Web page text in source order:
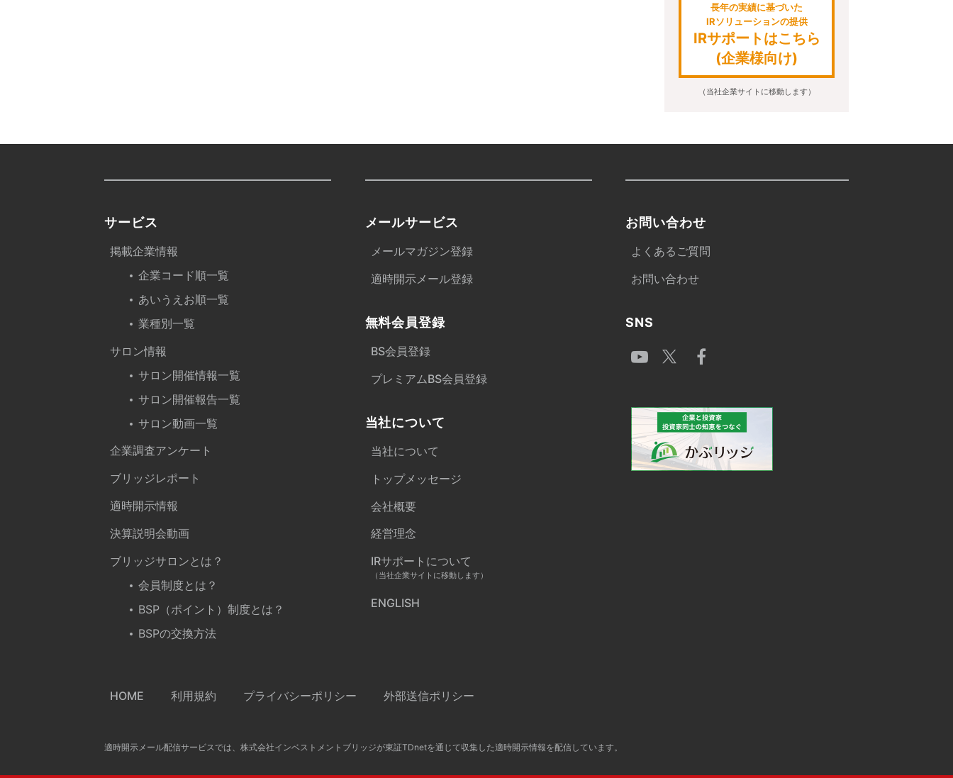
長年の実績に基づいた
IRソリューションの提供
IRサポートはこちら
(企業様向け)
（当社企業サイトに移動します）
サービス
掲載企業情報
企業コード順一覧
あいうえお順一覧
業種別一覧
サロン情報
サロン開催情報一覧
サロン開催報告一覧
サロン動画一覧
企業調査アンケート
ブリッジレポート
適時開示情報
決算説明会動画
ブリッジサロンとは？
会員制度とは？
BSP（ポイント）制度とは？
BSPの交換方法
メールサービス
メールマガジン登録
適時開示メール登録
無料会員登録
BS会員登録
プレミアムBS会員登録
当社について
当社について
トップメッセージ
会社概要
経営理念
IRサポートについて
（当社企業サイトに移動します）
ENGLISH
お問い合わせ
よくあるご質問
お問い合わせ
SNS
HOME 利用規約 プライバシーポリシー 外部送信ポリシー
適時開示メール配信サービスでは、株式会社インベストメントブリッジが東証TDnetを通じて収集した適時開示情報を配信しています。